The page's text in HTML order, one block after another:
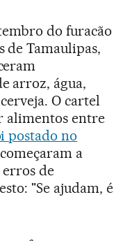
do furacão
de Tamaulipas,
arroz, água,
O cartel
alimentos entre
postado no
a
de
"Se ajudam, é